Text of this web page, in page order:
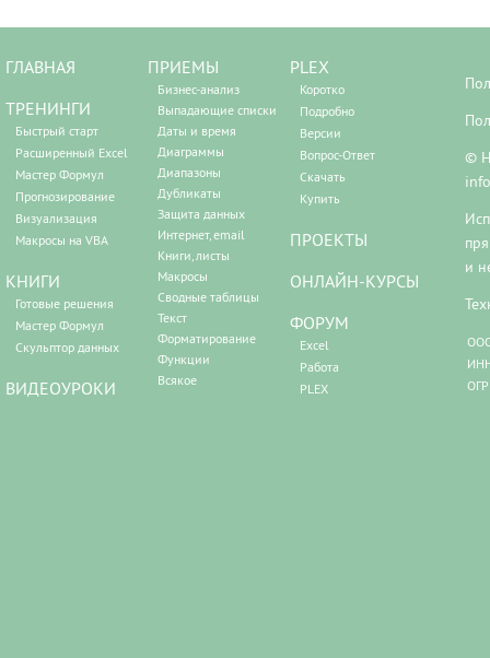
ГЛАВНАЯ
ТРЕНИНГИ
Быстрый старт
Расширенный Excel
Мастер Формул
Прогнозирование
Визуализация
Макросы на VBA
КНИГИ
Готовые решения
Мастер Формул
Скульптор данных
ВИДЕОУРОКИ
ПРИЕМЫ
Бизнес-анализ
Выпадающие списки
Даты и время
Диаграммы
Диапазоны
Дубликаты
Защита данных
Интернет, email
Книги, листы
Макросы
Сводные таблицы
Текст
Форматирование
Функции
Всякое
PLEX
Коротко
Подробно
Версии
Вопрос-Ответ
Скачать
Купить
ПРОЕКТЫ
ОНЛАЙН-КУРСЫ
ФОРУМ
Excel
Работа
PLEX
©
и